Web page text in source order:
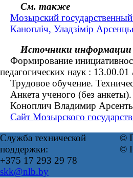
См. также
Мозырский
Канопліч, Уладзімір
Источники информации
Формирование
педагогических наук :
Трудовое обучение.
Анкета ученого (без анкеты).
Коноплич Владимир
Сайт Мозырского
Служба технической
поддержки:
+375 17 293 29 78
skk@nlb.by
©
©